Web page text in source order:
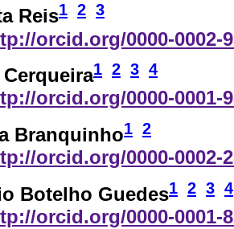
Reis1 2 3
orcid.org/0000-0002-
1 2 3 4
orcid.org/0000-0001-
Branquinho1 2
orcid.org/0000-0002-
Botelho Guedes1 2 3 4
orcid.org/0000-0001-